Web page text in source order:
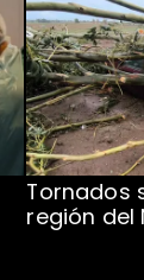
Tornados
región del